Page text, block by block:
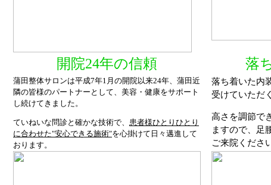
開院24年の信頼 落
蒲田整体サロンは平成7年1月の開院以来24年、蒲田近
隣の皆様のパートナーとして、美容・健康をサポート
し続けてきました。
ていねいな問診と確かな技術で、 患者様ひとりひとり
に合わせた"安心できる施術"を心掛けて日々邁進して
おります。
落ち着いた内
受けていただ
高さを調節で
ますので、足
ご来院くださ